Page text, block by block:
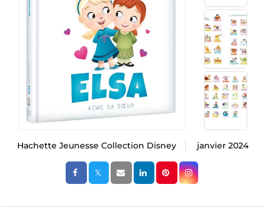
Hachette Jeunesse Collection Disney janvier 2024